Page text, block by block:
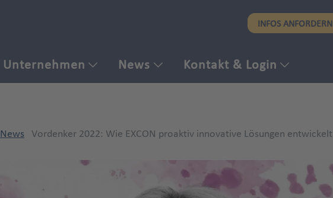
INFOS ANFORDERN
Unternehmen News Kontakt & Login
News Vordenker 2022: Wie EXCON proaktiv innovative Lösungen entwickelt